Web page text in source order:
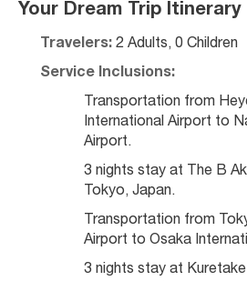
Your Dream Trip Itinerary
Travelers: 2 Adults, 0 Children
Service Inclusions:
Transportation from
International Airport to
Airport.
3 nights stay at The B
Tokyo, Japan.
Transportation from
Airport to Osaka
3 nights stay at